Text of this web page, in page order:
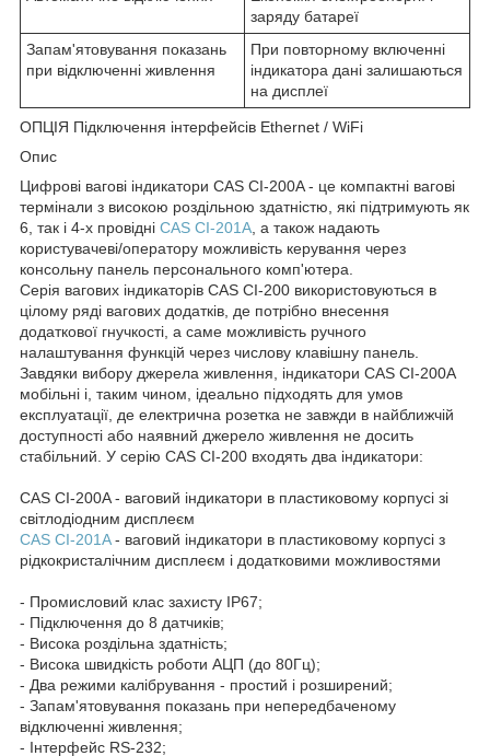
заряду батареї
Запам'ятовування показань
при відключенні живлення
При повторному включенні
індикатора дані залишаються
на дисплеї
ОПЦІЯ Підключення інтерфейсів Ethernet / WiFi
Опис
Цифрові вагові індикатори CAS CI-200A - це компактні вагові
термінали з високою роздільною здатністю, які підтримують як
6, так і 4-х провідні CAS CI-201A, а також надають
користувачеві/оператору можливість керування через
консольну панель персонального комп'ютера.
Серія вагових індикаторів CAS CI-200 використовуються в
цілому ряді вагових додатків, де потрібно внесення
додаткової гнучкості, а саме можливість ручного
налаштування функцій через числову клавішну панель.
Завдяки вибору джерела живлення, індикатори CAS CI-200A
мобільні і, таким чином, ідеально підходять для умов
експлуатації, де електрична розетка не завжди в найближчій
доступності або наявний джерело живлення не досить
стабільний. У серію CAS CI-200 входять два індикатори:
CAS CI-200A - ваговий індикатори в пластиковому корпусі зі
світлодіодним дисплеєм
CAS CI-201A- ваговий індикатори в пластиковому корпусі з
рідкокристалічним дисплеєм і додатковими можливостями
- Промисловий клас захисту IP67;
- Підключення до 8 датчиків;
- Висока роздільна здатність;
- Висока швидкість роботи АЦП (до 80Гц);
- Два режими калібрування - простий і розширений;
- Запам'ятовування показань при непередбаченому
відключенні живлення;
- Інтерфейс RS-232;